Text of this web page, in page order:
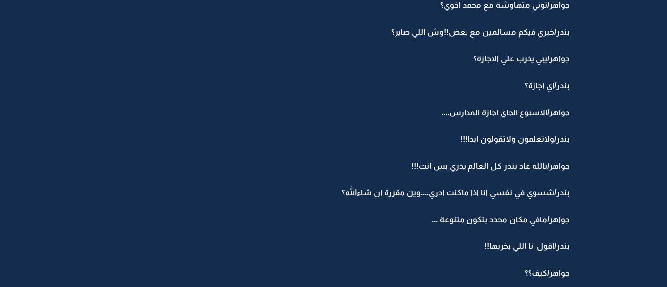
جواهر/توني متهاوشة مع محمد اخوي؟
بندر/خبري فيكم مسالمين مع بعض!!وش اللي صاير؟
جواهر/يبي يخرب علي الاجازة؟
بندر/أي اجازة؟
جواهر/الاسبوع الجاي اجازة المدارس....
بندر/ولاتعلمون ولاتقولون ابدا!!!
جواهر/يالله عاد بندر كل العالم يدري بس انت!!!
بندر/شسوي في نفسي انا اذا ماكنت ادري....وين مقررة ان شاءالله؟
جواهر/مافي مكان محدد بتكون متنوعة ...
بندر/اقول انا اللي بخربها!!
جواهر/كيف؟؟